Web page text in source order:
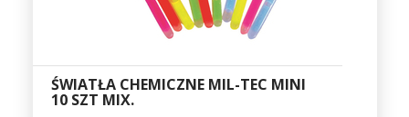
ŚWIATŁA CHEMICZNE MIL-TEC MINI
10 SZT MIX.